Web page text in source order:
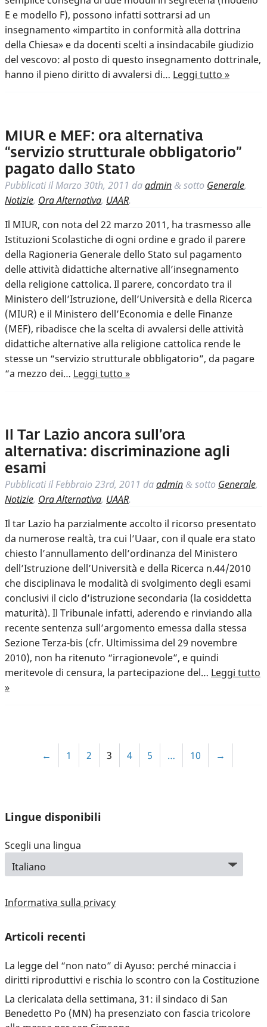
E e modello F), possono infatti sottrarsi ad un
insegnamento «impartito in conformità alla dottrina
della Chiesa» e da docenti scelti a insindacabile giudizio
del vescovo: al posto di questo insegnamento dottrinale,
hanno il pieno diritto di avvalersi di… Leggi tutto »
MIUR e MEF: ora alternativa
“servizio strutturale obbligatorio”
pagato dallo Stato
Pubblicati ilMarzo 30th, 2011 daadmin & sotto Generale,
Notizie, Ora Alternativa, UAAR.
Il MIUR, con nota del 22 marzo 2011, ha trasmesso alle
Istituzioni Scolastiche di ogni ordine e grado il parere
della Ragioneria Generale dello Stato sul pagamento
delle attività didattiche alternative all’insegnamento
della religione cattolica. Il parere, concordato tra il
Ministero dell’Istruzione, dell’Università e della Ricerca
(MIUR) e il Ministero dell’Economia e delle Finanze
(MEF), ribadisce che la scelta di avvalersi delle attività
didattiche alternative alla religione cattolica rende le
stesse un “servizio strutturale obbligatorio”, da pagare
“a mezzo dei… Leggi tutto »
Il Tar Lazio ancora sull’ora
alternativa: discriminazione agli
esami
Pubblicati ilFebbraio 23rd, 2011 daadmin & sotto Generale,
Notizie, Ora Alternativa, UAAR.
Il tar Lazio ha parzialmente accolto il ricorso presentato
da numerose realtà, tra cui l’Uaar, con il quale era stato
chiesto l’annullamento dell’ordinanza del Ministero
dell’Istruzione dell’Università e della Ricerca n.44/2010
che disciplinava le modalità di svolgimento degli esami
conclusivi il ciclo d’istruzione secondaria (la cosiddetta
maturità). Il Tribunale infatti, aderendo e rinviando alla
recente sentenza sull’argomento emessa dalla stessa
Sezione Terza-bis (cfr. Ultimissima del 29 novembre
2010), non ha ritenuto “irragionevole”, e quindi
meritevole di censura, la partecipazione del… Leggi tutto
»
← 1 2 3 4 5 … 10 →
Lingue disponibili
Scegli una lingua
Informativa sulla privacy
Articoli recenti
La legge del “non nato” di Ayuso: perché minaccia i
diritti riproduttivi e rischia lo scontro con la Costituzione
La clericalata della settimana, 31: il sindaco di San
Benedetto Po (MN) ha presenziato con fascia tricolore